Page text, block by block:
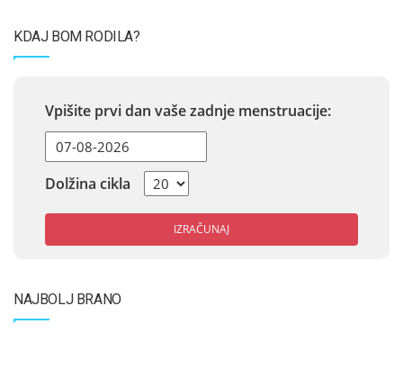
KDAJ BOM RODILA?
Vpišite prvi dan vaše zadnje menstruacije:
Dolžina cikla
IZRAČUNAJ
NAJBOLJ BRANO